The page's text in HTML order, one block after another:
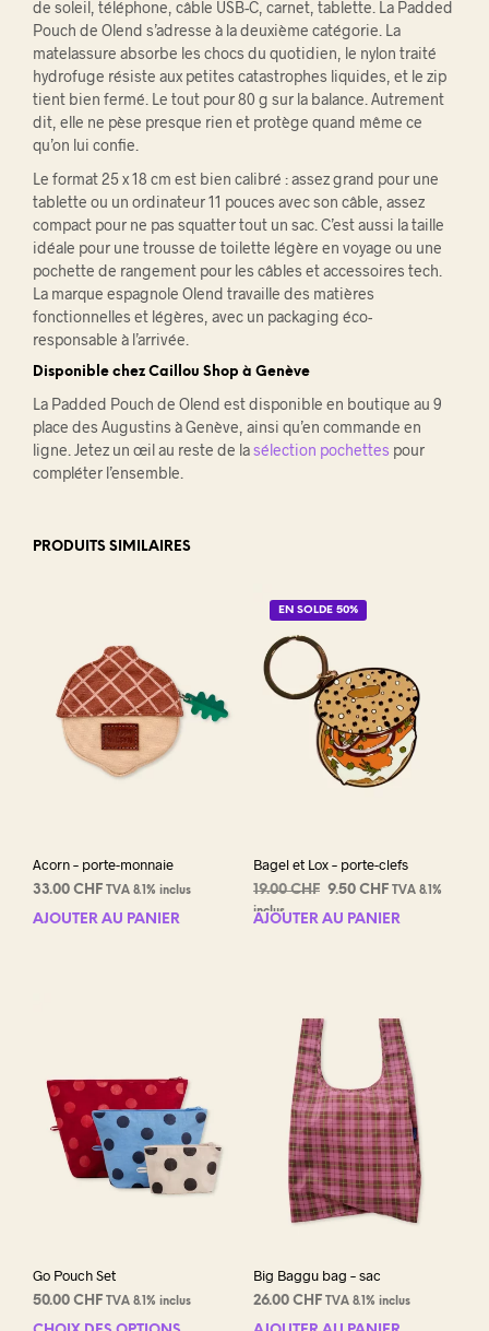
de soleil, téléphone, câble USB-C, carnet, tablette. La Padded
Pouch de Olend s’adresse à la deuxième catégorie. La
matelassure absorbe les chocs du quotidien, le nylon traité
hydrofuge résiste aux petites catastrophes liquides, et le zip
tient bien fermé. Le tout pour 80 g sur la balance. Autrement
dit, elle ne pèse presque rien et protège quand même ce
qu’on lui confie.
Le format 25 x 18 cm est bien calibré : assez grand pour une
tablette ou un ordinateur 11 pouces avec son câble, assez
compact pour ne pas squatter tout un sac. C’est aussi la taille
idéale pour une trousse de toilette légère en voyage ou une
pochette de rangement pour les câbles et accessoires tech.
La marque espagnole Olend travaille des matières
fonctionnelles et légères, avec un packaging éco-
responsable à l’arrivée.
Disponible chez Caillou Shop à Genève
La Padded Pouch de Olend est disponible en boutique au 9
place des Augustins à Genève, ainsi qu’en commande en
ligne. Jetez un œil au reste de lasélection pochettes pour
compléter l’ensemble.
PRODUITS SIMILAIRES
Acorn – porte-monnaie
33.00 CHF TVA 8.1% inclus
AJOUTER AU PANIER
EN SOLDE 50%
Bagel et Lox – porte-clefs
19.00CHF Le
prix
9.50 CHFLe
prix
TVA 8.1%
inclus
AJOUTER AU PANIER
Go Pouch Set
50.00 CHF TVA 8.1% inclus
Big Baggu bag – sac
26.00 CHF TVA 8.1% inclus